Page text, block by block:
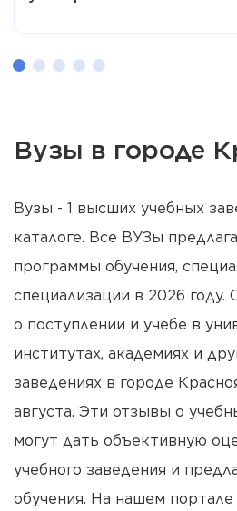
Вузы в городе
Вузы - 1 высших учебных
каталоге. Все ВУЗы
программы обучения,
специализации в 2026
о поступлении и учебе в
институтах, академиях и
заведениях в городе
августа. Эти отзывы о
могут дать объективную
учебного заведения и
обучения. На нашем